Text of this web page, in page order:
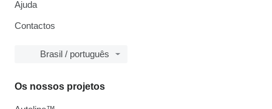
Ajuda
Contactos
Brasil / português
Os nossos projetos